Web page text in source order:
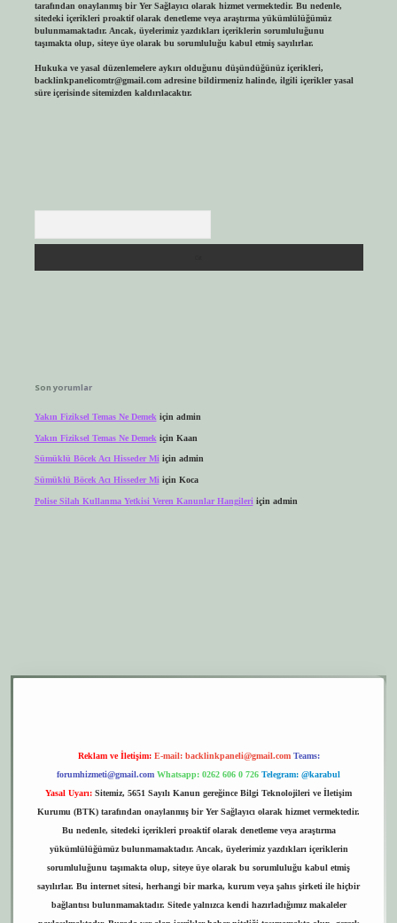
tarafından onaylanmış bir Yer Sağlayıcı olarak hizmet vermektedir. Bu nedenle,
sitedeki içerikleri proaktif olarak denetleme veya araştırma yükümlülüğümüz
bulunmamaktadır. Ancak, üyelerimiz yazdıkları içeriklerin sorumluluğunu
taşımakta olup, siteye üye olarak bu sorumluluğu kabul etmiş sayılırlar.
Hukuka ve yasal düzenlemelere aykırı olduğunu düşündüğünüz içerikleri,
backlinkpanelicomtr@gmail.comadresine bildirmeniz halinde, ilgili içerikler yasal
süre içerisinde sitemizden kaldırılacaktır.
Son yorumlar
Yakın Fiziksel Temas Ne Demek için admin
Yakın Fiziksel Temas Ne Demek için Kaan
Sümüklü Böcek Acı Hisseder Miiçin admin
Sümüklü Böcek Acı Hisseder Mi için Koca
Polise Silah Kullanma Yetkisi Veren Kanunlar Hangileri için admin
Reklam ve İletişim: E-mail: backlinkpaneli@gmail.com Teams:
forumhizmeti@gmail.com Whatsapp: 0262 606 0 726 Telegram: @karabul
Yasal Uyarı: Sitemiz, 5651 Sayılı Kanun gereğince Bilgi Teknolojileri ve İletişim
Kurumu (BTK) tarafından onaylanmış bir Yer Sağlayıcı olarak hizmet vermektedir.
Bu nedenle, sitedeki içerikleri proaktif olarak denetleme veya araştırma
yükümlülüğümüz bulunmamaktadır. Ancak, üyelerimiz yazdıkları içeriklerin
sorumluluğunu taşımakta olup, siteye üye olarak bu sorumluluğu kabul etmiş
sayılırlar. Bu internet sitesi, herhangi bir marka, kurum veya şahıs şirketi ile hiçbir
bağlantısı bulunmamaktadır. Sitede yalnızca kendi hazırladığımız makaleler